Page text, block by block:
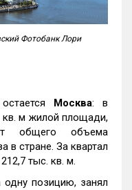
Фотобанк Лори
Москва: в
кв. м жилой площади,
общего объема
в стране. За квартал
тыс. кв. м.
одну позицию, занял